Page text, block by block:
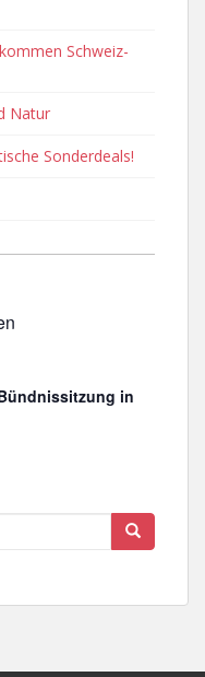
Schweiz-
Natur
Sonderdeals!
in